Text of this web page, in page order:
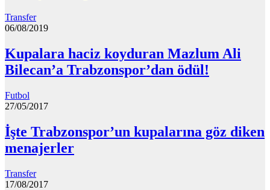
Transfer
06/08/2019
Kupalara haciz koyduran Mazlum Ali
Bilecan’a Trabzonspor’dan ödül!
Futbol
27/05/2017
İşte Trabzonspor’un kupalarına göz diken
menajerler
Transfer
17/08/2017